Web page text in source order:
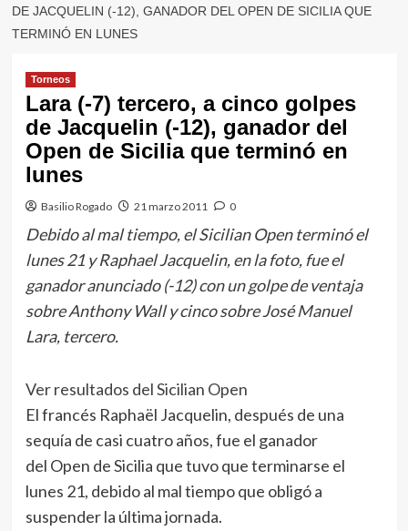
DE JACQUELIN (-12), GANADOR DEL OPEN DE SICILIA QUE
TERMINÓ EN LUNES
Torneos
Lara (-7) tercero, a cinco golpes
de Jacquelin (-12), ganador del
Open de Sicilia que terminó en
lunes
Basilio Rogado 21 marzo 2011 0
Debido al mal tiempo, el Sicilian Open terminó el
lunes 21 y Raphael Jacquelin, en la foto, fue el
ganador anunciado (-12) con un golpe de ventaja
sobre Anthony Wall y cinco sobre José Manuel
Lara, tercero.
Ver resultados del Sicilian Open
El francés Raphaël Jacquelin, después de una
sequía de casi cuatro años, fue el ganador
del Open de Sicilia que tuvo que terminarse el
lunes 21, debido al mal tiempo que obligó a
suspender la última jornada.